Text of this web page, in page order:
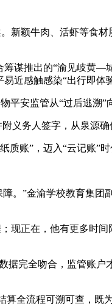
颖牛肉、活虾等食材
谋推出的“渝见岐黄—
近感触感染“出行即体
安监管从“过后逃溯”
务人签字，从泉源确
账”，迈入“云记账”时
”金渝学校教育集团
正在，他有更多时间
完全吻合，监管账户
全流程可溯可查，既